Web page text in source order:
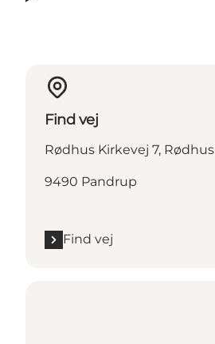
Find vej
Rødhus Kirkevej 7, Rødhus
9490 Pandrup
Find vej